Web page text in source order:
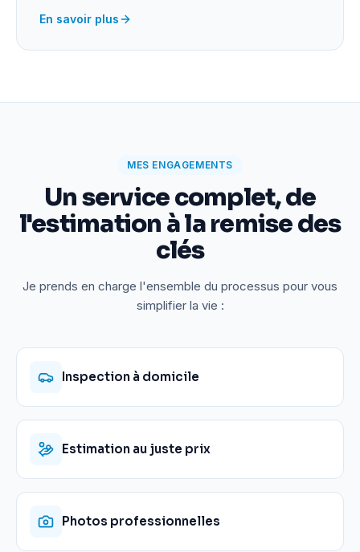
En savoir plus
MES ENGAGEMENTS
Un service complet, de
l'estimation à la remise des
clés
Je prends en charge l'ensemble du processus pour vous
simplifier la vie :
Inspection à domicile
Estimation au juste prix
Photos professionnelles